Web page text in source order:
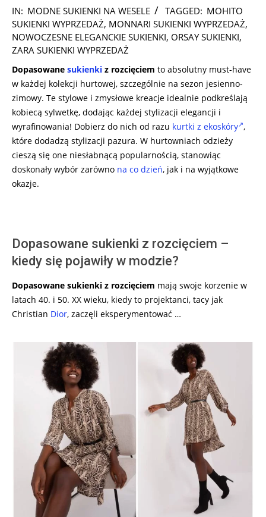
2024-
09-
05
IN: MODNE SUKIENKI NA WESELE TAGGED: MOHITO
SUKIENKI WYPRZEDAŻ, MONNARI SUKIENKI WYPRZEDAŻ,
NOWOCZESNE ELEGANCKIE SUKIENKI, ORSAY SUKIENKI,
ZARA SUKIENKI WYPRZEDAŻ
Dopasowane sukienki z rozcięciem to absolutny must-have
w każdej kolekcji hurtowej, szczególnie na sezon jesienno-
zimowy. Te stylowe i zmysłowe kreacje idealnie podkreślają
kobiecą sylwetkę, dodając każdej stylizacji elegancji i
wyrafinowania! Dobierz do nich od razu kurtki z ekoskóry ,
które dodadzą stylizacji pazura. W hurtowniach odzieży
cieszą się one niesłabnącą popularnością, stanowiąc
doskonały wybór zarówno na co dzień, jak i na wyjątkowe
okazje.
Dopasowane sukienki z rozcięciem –
kiedy się pojawiły w modzie?
Dopasowane sukienki z rozcięciem mają swoje korzenie w
latach 40. i 50. XX wieku, kiedy to projektanci, tacy jak
Christian Dior, zaczęli eksperymentować …